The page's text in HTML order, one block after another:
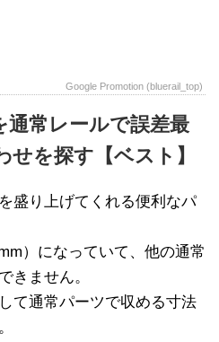
Google Promotion (bluerail_top)
通常レールで誤差最
を探す【ベスト】
盛り上げてくれる便利なパ
）になっていて、他の通常
きません。
て通常パーツで収める寸法